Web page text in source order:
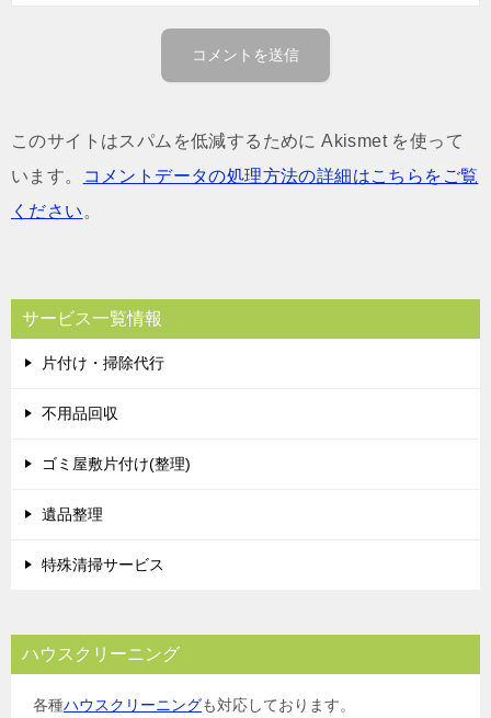
このサイトはスパムを低減するために Akismet を使って
います。
コメントデータの処理方法の詳細はこちらをご覧
ください 。
サービス一覧情報
片付け・掃除代行
不用品回収
ゴミ屋敷片付け(整理)
遺品整理
特殊清掃サービス
ハウスクリーニング
各種ハウスクリーニングも対応しております。